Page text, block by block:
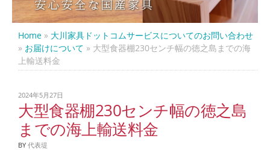
Home » 大川家具ドットコムサービスについてのお問い合わせ
» お届けについて » 大型食器棚230センチ幅の徳之島までの海
上輸送料金
2024年5月27日
大型食器棚230センチ幅の徳之島
までの海上輸送料金
BY 代表堤